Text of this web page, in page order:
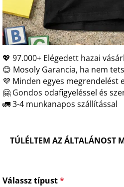
💖 97.000+ Elégedett hazai
😊 Mosoly Garancia, ha nem
💜 Minden egyes megrendelést
🤗 Gondos odafigyeléssel és
🚛 3-4 munkanapos szállítással
TÚLÉLTEM AZ ÁLTALÁNOST
Válassz típust*